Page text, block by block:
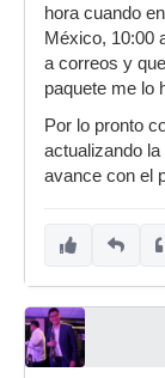
hora cuando
México, 10:00
a correos y
paquete me lo
Por lo pronto
actualizando
avance con el